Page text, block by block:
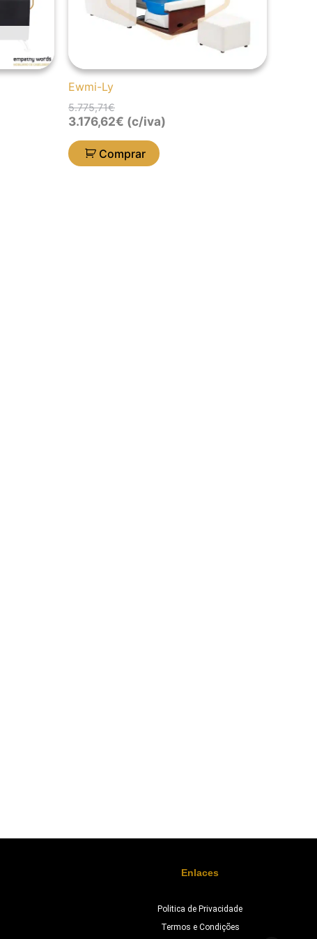
Ewmi-Ly
5.775,71€
3.176,62€ (c/iva)
Comprar
Enlaces
Politica de Privacidade
Termos e Condições